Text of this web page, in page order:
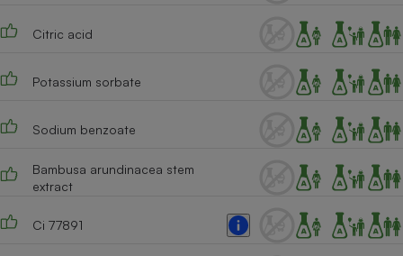
Citric acid
Potassium sorbate
Sodium benzoate
Bambusa arundinacea stem
extract
Ci 77891